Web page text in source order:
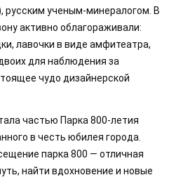
русским ученым-минералогом. В
активно облагораживали:
лавочки в виде амфитеатра,
для наблюдения за
чудо дизайнерской
частью Парка 800-летия
в честь юбилея города.
парка 800 — отличная
найти вдохновение и новые